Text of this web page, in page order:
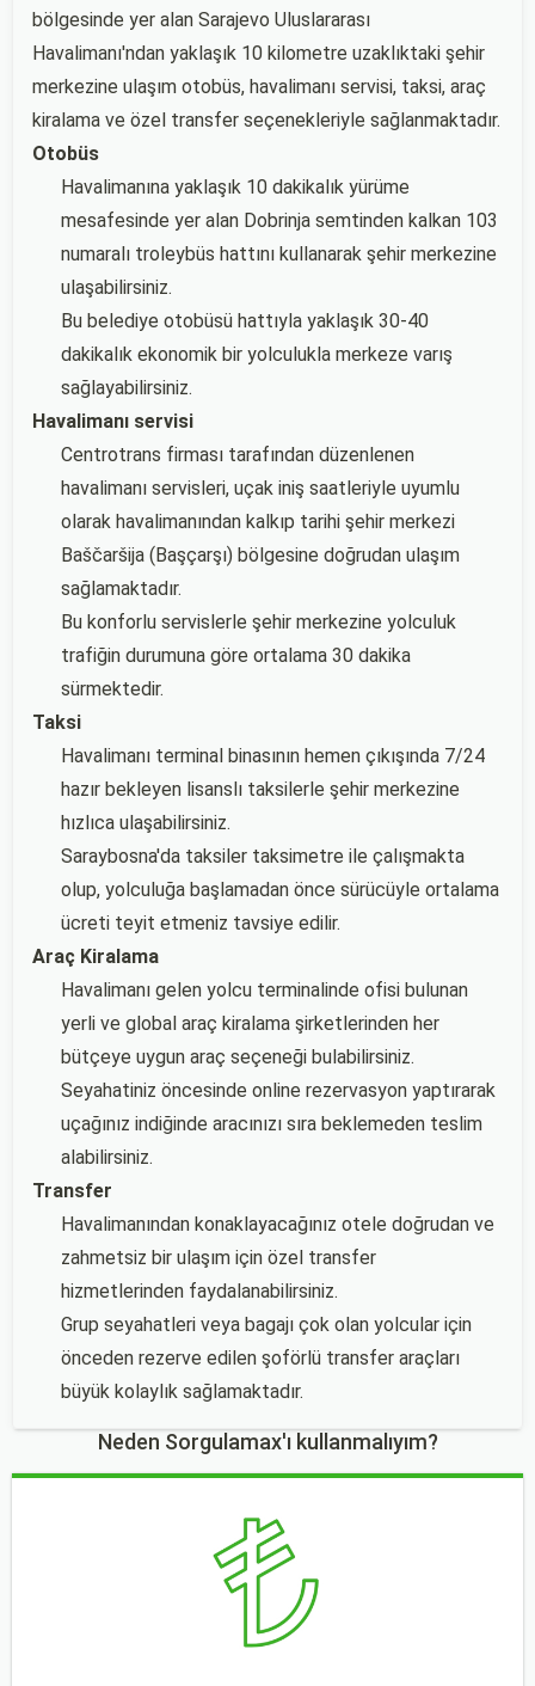
bölgesinde yer alan Sarajevo Uluslararası
Havalimanı'ndan yaklaşık 10 kilometre uzaklıktaki şehir
merkezine ulaşım otobüs, havalimanı servisi, taksi, araç
kiralama ve özel transfer seçenekleriyle sağlanmaktadır.
Otobüs
Havalimanına yaklaşık 10 dakikalık yürüme
mesafesinde yer alan Dobrinja semtinden kalkan 103
numaralı troleybüs hattını kullanarak şehir merkezine
ulaşabilirsiniz.
Bu belediye otobüsü hattıyla yaklaşık 30-40
dakikalık ekonomik bir yolculukla merkeze varış
sağlayabilirsiniz.
Havalimanı servisi
Centrotrans firması tarafından düzenlenen
havalimanı servisleri, uçak iniş saatleriyle uyumlu
olarak havalimanından kalkıp tarihi şehir merkezi
Baščaršija (Başçarşı) bölgesine doğrudan ulaşım
sağlamaktadır.
Bu konforlu servislerle şehir merkezine yolculuk
trafiğin durumuna göre ortalama 30 dakika
sürmektedir.
Taksi
Havalimanı terminal binasının hemen çıkışında 7/24
hazır bekleyen lisanslı taksilerle şehir merkezine
hızlıca ulaşabilirsiniz.
Saraybosna'da taksiler taksimetre ile çalışmakta
olup, yolculuğa başlamadan önce sürücüyle ortalama
ücreti teyit etmeniz tavsiye edilir.
Araç Kiralama
Havalimanı gelen yolcu terminalinde ofisi bulunan
yerli ve global araç kiralama şirketlerinden her
bütçeye uygun araç seçeneği bulabilirsiniz.
Seyahatiniz öncesinde online rezervasyon yaptırarak
uçağınız indiğinde aracınızı sıra beklemeden teslim
alabilirsiniz.
Transfer
Havalimanından konaklayacağınız otele doğrudan ve
zahmetsiz bir ulaşım için özel transfer
hizmetlerinden faydalanabilirsiniz.
Grup seyahatleri veya bagajı çok olan yolcular için
önceden rezerve edilen şoförlü transfer araçları
büyük kolaylık sağlamaktadır.
Neden Sorgulamax'ı kullanmalıyım?